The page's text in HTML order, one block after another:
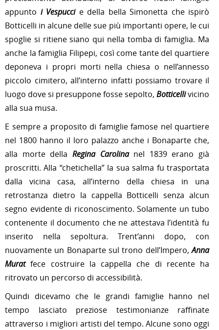
appunto i Vespuccie della bella Simonetta che ispirò
Botticelli in alcune delle sue più importanti opere, le cui
spoglie si ritiene siano qui nella tomba di famiglia. Ma
anche la famiglia Filipepi, così come tante del quartiere
deponeva i propri morti nella chiesa o nell’annesso
piccolo cimitero, all’interno infatti possiamo trovare il
luogo dove si presuppone fosse sepolto, Botticellivicino
alla sua musa.
E sempre a proposito di famiglie famose nel quartiere
nel 1800 hanno il loro palazzo anche i Bonaparte che,
alla morte della Regina Carolina nel 1839 erano già
proscritti. Alla “chetichella” la sua salma fu trasportata
dalla vicina casa, all’interno della chiesa in una
retrostanza dietro la cappella Botticelli senza alcun
segno evidente di riconoscimento. Solamente un tubo
contenente il documento che ne attestava l’identità fu
inserito nella sepoltura. Trent’anni dopo, con
nuovamente un Bonaparte sul trono dell’Impero,Anna
Murat fece costruire la cappella che di recente ha
ritrovato un percorso di accessibilità.
Quindi dicevamo che le grandi famiglie hanno nel
tempo lasciato preziose testimonianze raffinate
attraverso i migliori artisti del tempo. Alcune sono oggi